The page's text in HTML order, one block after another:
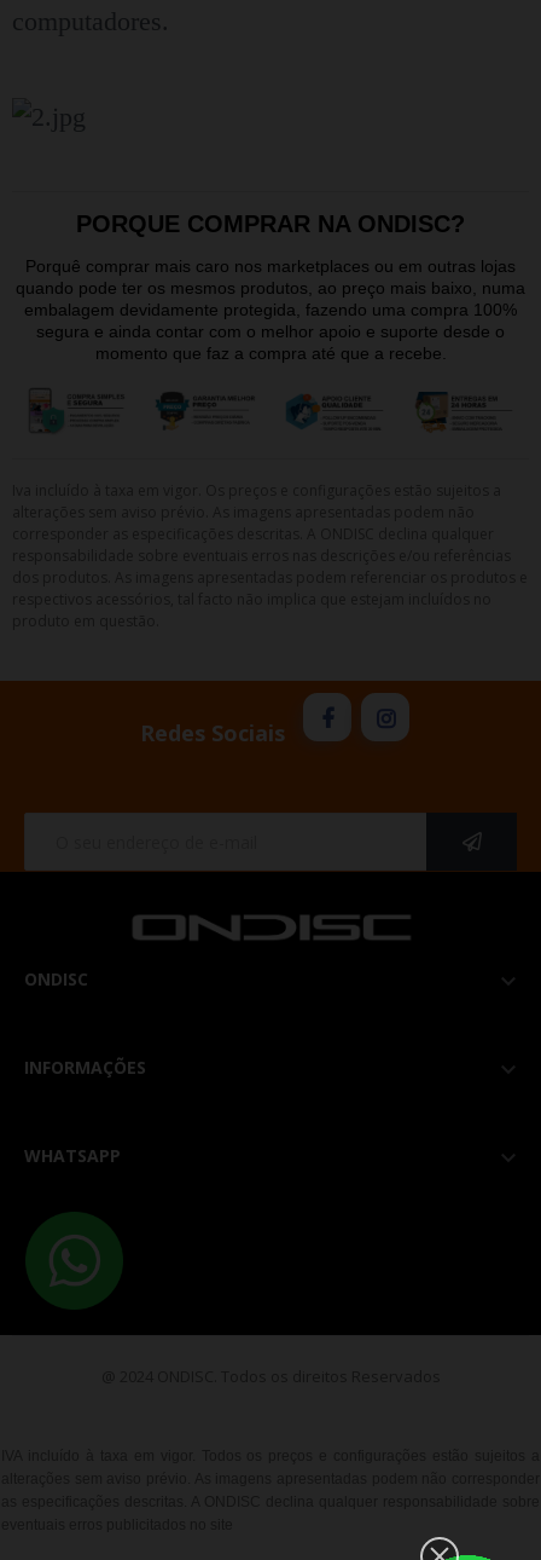
computadores.
PORQUE COMPRAR NA ONDISC?
Porquê comprar mais caro nos marketplaces ou em outras lojas
quando pode ter os mesmos produtos, ao preço mais baixo, numa
embalagem devidamente protegida, fazendo uma compra 100%
segura e ainda contar com o melhor apoio e suporte desde o
momento que faz a compra até que a recebe.
Redes Sociais
ONDISC 
INFORMAÇÕES 
WHATSAPP 